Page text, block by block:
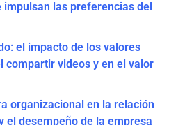
impulsan las preferencias del
el impacto de los valores
compartir videos y en el valor
organizacional en la relación
el desempeño de la empresa